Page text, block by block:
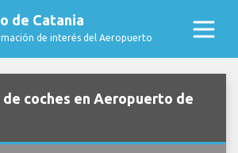
de Catania
de interés del Aeropuerto
coches en Aeropuerto de